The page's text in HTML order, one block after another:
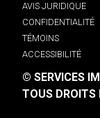
AVIS JURIDIQUE
CONFIDENTIALITÉ
TÉMOINS
ACCESSIBILITÉ
© SERVICES
TOUS DROITS